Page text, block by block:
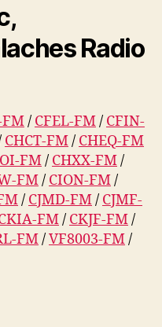
Radio
FM/ CFEL-FM/ CFIN-
CHCT-FM/ CHEQ-FM
FM/ CHXX-FM/
FM/ CION-FM/
/ CJMD-FM/ CJMF-
FM/ CKJF-FM/
FM/VF8003-FM/